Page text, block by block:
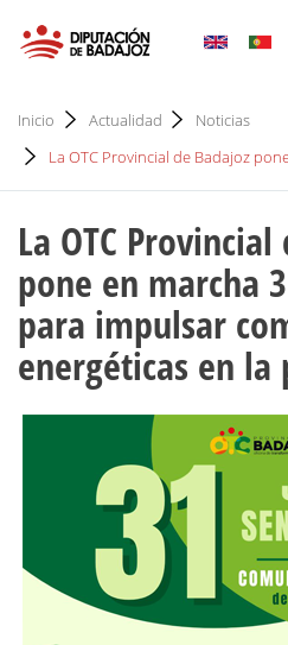
Inicio Actualidad
Noticias
La OTC Provincial de Badajoz
La OTC
pone en marcha
para impulsar
energéticas en la